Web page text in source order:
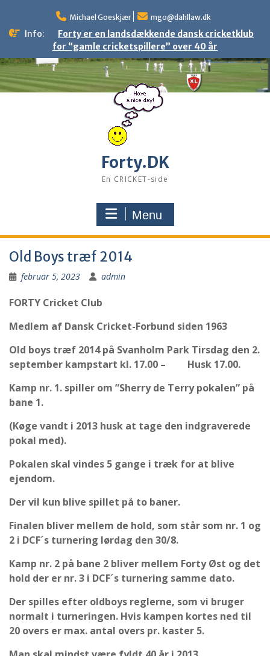
content
Michael Goeskjær mgo@dahllaw.dk
Info:
Forty er en landsdækkende dansk cricketklub
for “gamle cricketspillere” over 40 år
Forty.DK
En CRICKET-side
Menu
Old Boys træf 2014
februar 5, 2023 admin
FORTY Cricket Club
Medlem af Dansk Cricket-Forbund siden 1963
Old boys træf 2014 på Svanholm Park Tirsdag den 2.
september kampstart kl. 17.00 – Husk 17.00.
Kamp nr. 1. spiller om ”Sherry de Terry pokalen” på
bane 1.
(Køge vandt i 2013 husk at tage den indgraverede
pokal med).
Pokalen skal vindes 5 gange i træk for at blive
ejendom.
Der vil kun blive spillet på to baner.
Finalen bliver mellem de hold, som står som nr. 1 og
2 i DCF´s turnering lørdag den 30/8.
Kamp nr. 2 på bane 2 bliver mellem Forty Øst og det
hold der er nr. 3 i DCF´s turnering samme dato.
Der spilles efter oldboys reglerne, som vi bruger
normalt i turneringen. Hvis kampen kortes ned til
20 overs er max. antal overs pr. kaster 5.